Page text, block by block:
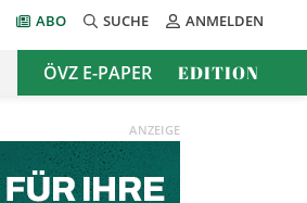
ABO SUCHE ANMELDEN
ÖVZ E-PAPER EDITION
ANZEIGE